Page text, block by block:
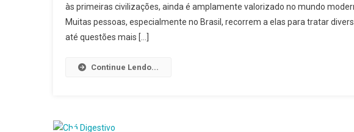
2025:
Benefícios,
às primeiras civilizações, ainda é amplamente valorizado no mundo
Muitas pessoas, especialmente no Brasil, recorrem a elas para tratar
até questões mais […]
Continue Lendo...